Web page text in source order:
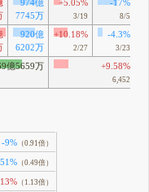
974億
7745万
+5.05%
3/19
-17%
8/5
920億
6202万
+10.18%
2/27
-4.3%
3/23
億5659万 +9.58%
6,452
-9% （0.91倍）
（0.49倍）
13% （1.13倍）